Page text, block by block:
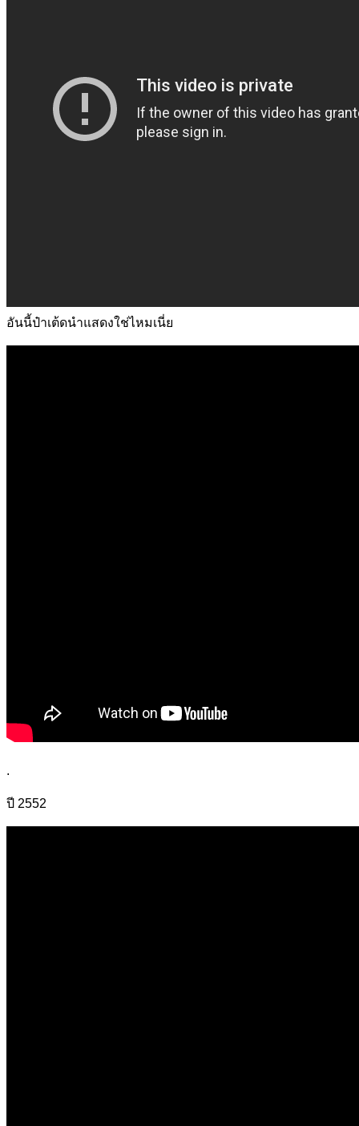
อันนี้ป๋าเต้ดนำแสดงใช่ไหมเนี่ย
.
ปี 2552